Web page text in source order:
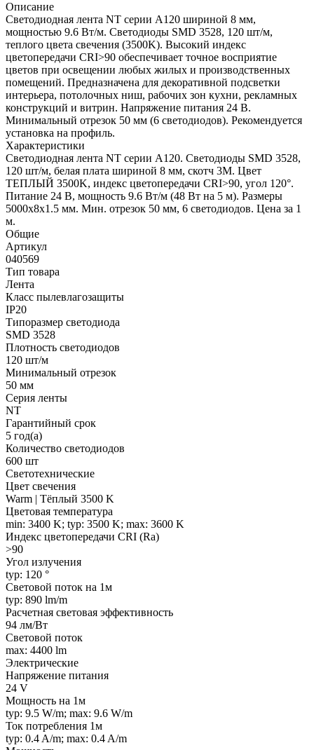
Описание
Светодиодная лента NT серии A120 шириной 8 мм,
мощностью 9.6 Вт/м. Светодиоды SMD 3528, 120 шт/м,
теплого цвета свечения (3500K). Высокий индекс
цветопередачи CRI>90 обеспечивает точное восприятие
цветов при освещении любых жилых и производственных
помещений. Предназначена для декоративной подсветки
интерьера, потолочных ниш, рабочих зон кухни, рекламных
конструкций и витрин. Напряжение питания 24 В.
Минимальный отрезок 50 мм (6 светодиодов). Рекомендуется
установка на профиль.
Характеристики
Светодиодная лента NT серии A120. Светодиоды SMD 3528,
120 шт/м, белая плата шириной 8 мм, скотч 3M. Цвет
ТЕПЛЫЙ 3500K, индекс цветопередачи CRI>90, угол 120°.
Питание 24 В, мощность 9.6 Вт/м (48 Вт на 5 м). Размеры
5000x8x1.5 мм. Мин. отрезок 50 мм, 6 светодиодов. Цена за 1
м.
Общие
Артикул
040569
Тип товара
Лента
Класс пылевлагозащиты
IP20
Типоразмер светодиода
SMD 3528
Плотность светодиодов
120 шт/м
Минимальный отрезок
50 мм
Серия ленты
NT
Гарантийный срок
5 год(а)
Количество светодиодов
600 шт
Светотехнические
Цвет свечения
Warm | Тёплый 3500 K
Цветовая температура
min: 3400 K; typ: 3500 K; max: 3600 K
Индекс цветопередачи CRI (Ra)
>90
Угол излучения
typ: 120 °
Световой поток на 1м
typ: 890 lm/m
Расчетная световая эффективность
94 лм/Вт
Световой поток
max: 4400 lm
Электрические
Напряжение питания
24 V
Мощность на 1м
typ: 9.5 W/m; max: 9.6 W/m
Ток потребления 1м
typ: 0.4 A/m; max: 0.4 A/m